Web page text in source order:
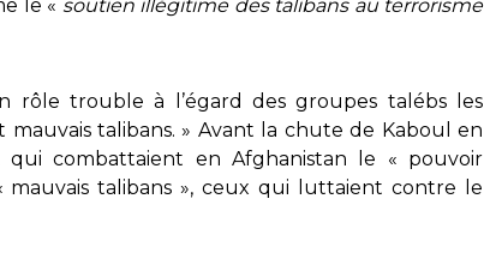
le « soutien illégitime des talibans au terrorisme
rôle trouble à l’égard des groupes talébs les
mauvais talibans. » Avant la chute de Kaboul en
combattaient en Afghanistan le « pouvoir
mauvais talibans », ceux qui luttaient contre le